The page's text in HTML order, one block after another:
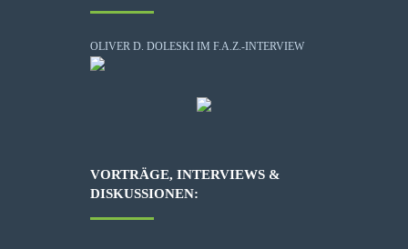
OLIVER D. DOLESKI IM F.A.Z.-INTERVIEW
VORTRÄGE, INTERVIEWS &
DISKUSSIONEN: